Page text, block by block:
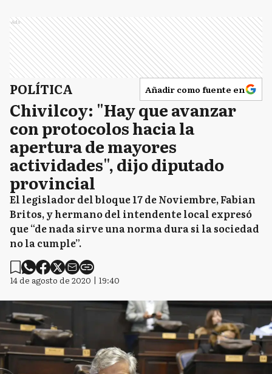
Ads
POLÍTICA Añadir como fuente en
Chivilcoy: "Hay que avanzar
con protocolos hacia la
apertura de mayores
actividades", dijo diputado
provincial
El legislador del bloque 17 de Noviembre, Fabian
Britos, y hermano del intendente local expresó
que “de nada sirve una norma dura si la sociedad
no la cumple”.
14 de agosto de 2020 | 19:40